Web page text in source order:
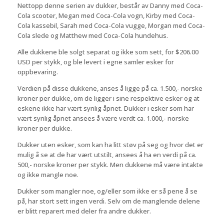
Nettopp denne serien av dukker, består av Danny med Coca-
Cola scooter, Megan med Coca-Cola vogn, Kirby med Coca-
Cola kassebil, Sarah med Coca-Cola vugge, Morgan med Coca-
Cola slede og Matthew med Coca-Cola hundehus.
Alle dukkene ble solgt separat og ikke som sett, for $206.00
USD per stykk, og ble levert i egne samler esker for
oppbevaring.
Verdien på disse dukkene, anses å ligge på ca. 1.500,- norske
kroner per dukke, om de ligger i sine respektive esker og at
eskene ikke har vært synlig åpnet. Dukker i esker som har
vært synlig åpnet ansees å være verdt ca. 1.000,- norske
kroner per dukke.
Dukker uten esker, som kan ha litt støv på seg og hvor det er
mulig å se at de har vært utstilt, ansees å ha en verdi på ca.
500,- norske kroner per stykk. Men dukkene må være intakte
og ikke mangle noe.
Dukker som mangler noe, og/eller som ikke er så pene å se
på, har stort sett ingen verdi. Selv om de manglende delene
er blitt reparert med deler fra andre dukker.